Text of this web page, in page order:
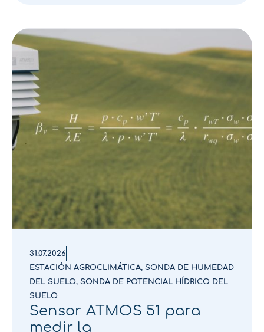
31.07.2026
ESTACIÓN AGROCLIMÁTICA, SONDA DE HUMEDAD
DEL SUELO, SONDA DE POTENCIAL HÍDRICO DEL
SUELO
Sensor ATMOS 51 para
medir la